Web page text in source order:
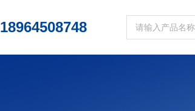
18964508748